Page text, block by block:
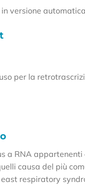
versione
per la
a RNA
causa del più
respiratory